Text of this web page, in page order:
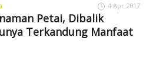
4 Apr 2017
Petai, Dibalik
Terkandung Manfaat